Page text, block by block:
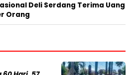
Deli Serdang Terima Uang
Orang